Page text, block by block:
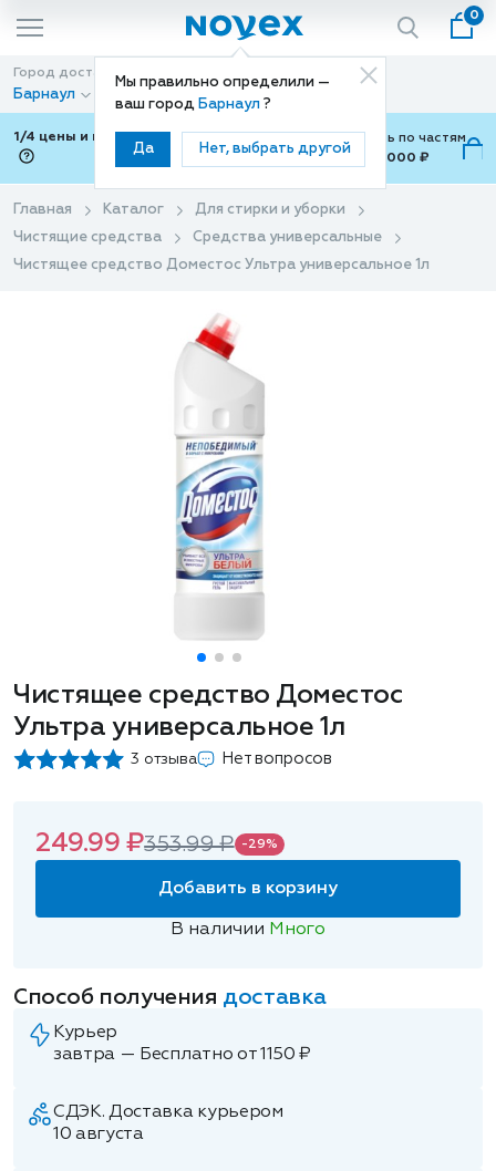
Мы правильно определили —
ваш город Барнаул ?
Да Нет, выбрать другой
0
Город доставки
Барнаул
Способ доставки
Доставка
1/4 цены и покупки ваши с Подели
Можно оплатить по частям
от 700 ₽ до 15,000 ₽
Главная Каталог
Для стирки и уборки
Чистящие средства
Средства универсальные
Чистящее средство Доместос Ультра универсальное 1л
Чистящее средство Доместос
Ультра универсальное 1л
3 отзыва Нет вопросов
249.99 ₽353.99 ₽ -29%
Добавить в корзину
В наличии Много
Способ получения доставка
Курьер
завтра — Бесплатно от 1150 ₽
СДЭК. Доставка курьером
10 августа